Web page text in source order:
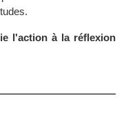
l'action à la réflexion